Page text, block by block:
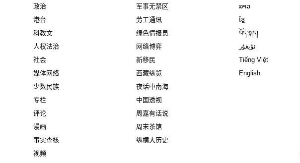
政治
港台
科教文
人权法治
社会
媒体网络
少数民族
专栏
评论
漫画
事实查核
视频
军事无禁区
劳工通讯
绿色情报员
网络博弈
新移民
西藏纵览
夜话中南海
中国透视
周嘉有话说
周末茶馆
纵横大历史
ລາວ
ខ្មែ
བོད་སྐད།
ئۇيغۇر
Tiếng Việt
English